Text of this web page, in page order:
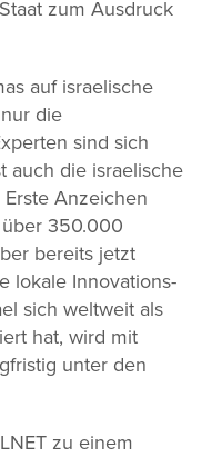
zum Ausdruck
auf israelische
die
sind sich
auch die israelische
Anzeichen
350.000
bereits jetzt
lokale Innovations-
sich weltweit als
hat, wird mit
unter den
zu einem